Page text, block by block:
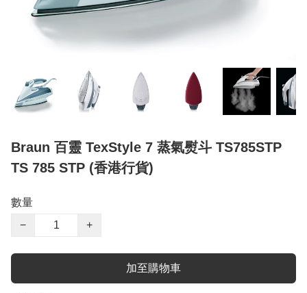
Braun 百靈 TexStyle 7 蒸氣熨斗 TS785STP
TS 785 STP (香港行貨)
數量
−
+
加至購物車